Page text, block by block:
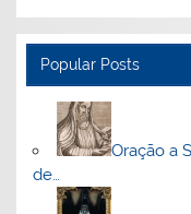
Popular Posts
Oração a
de…